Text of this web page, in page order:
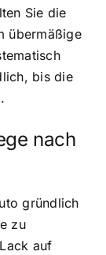
Sie die
übermäßige
bis die
nach
gründlich
zu
auf